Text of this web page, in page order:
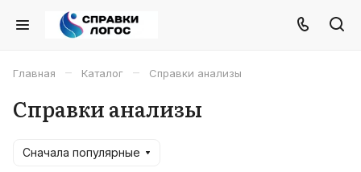
Главная – Каталог – Справки анализы
Справки анализы
Сначала популярные